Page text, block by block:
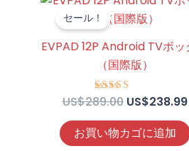
セール！
EVPAD 12P Android TVボッ
（国際版）
5段階中
4.57
US$289.00
の
価
格
は
US$289.00
で
し
た。
US$238.99で
お買い物カゴに追加